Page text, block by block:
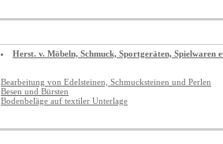
Herst. v. Möbeln, Schmuck, Sportgeräten, Spielwaren
Bearbeitung von Edelsteinen, Schmucksteinen und Perlen
Besen und Bürsten
Bodenbeläge auf textiler Unterlage